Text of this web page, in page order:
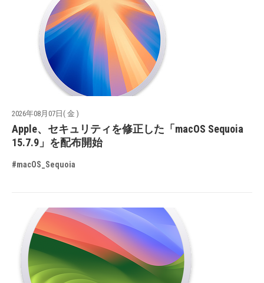
2026年08月07日( 金 )
Apple、セキュリティを修正した「macOS Sequoia
15.7.9」を配布開始
#macOS_Sequoia